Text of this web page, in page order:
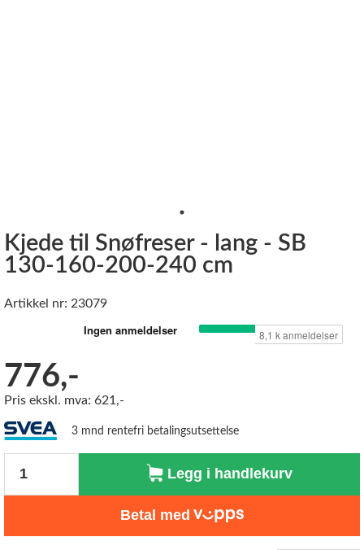
Kjede til Snøfreser - lang - SB
130-160-200-240 cm
Artikkel nr: 23079
776,-
Pris ekskl. mva: 621,-
3 mnd rentefri betalingsutsettelse
Legg i handlekurv
Betal med